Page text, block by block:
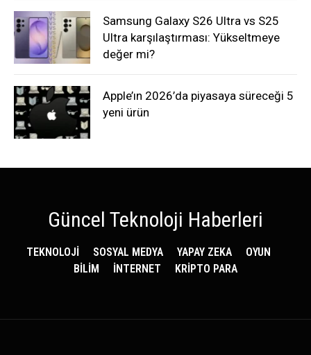
Samsung Galaxy S26 Ultra vs S25
Ultra karşılaştırması: Yükseltmeye
değer mi?
Apple’ın 2026’da piyasaya süreceği 5
yeni ürün
Güncel Teknoloji Haberleri
TEKNOLOJİ SOSYAL MEDYA YAPAY ZEKA
OYUN
BİLİM
İNTERNET KRİPTO PARA